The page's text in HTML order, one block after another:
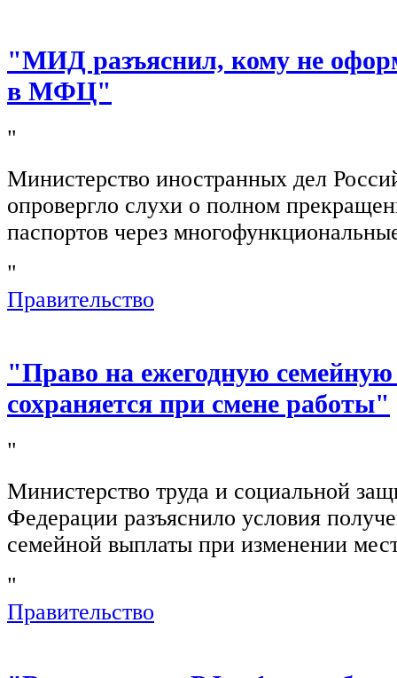
"МИД разъяснил, кому не
в МФЦ"
"
Министерство иностранных дел
опровергло слухи о полном
паспортов через
"
Правительство
"Право на ежегодную
сохраняется при смене работы"
"
Министерство труда и социальной
Федерации разъяснило условия
семейной выплаты при изменении
"
Правительство